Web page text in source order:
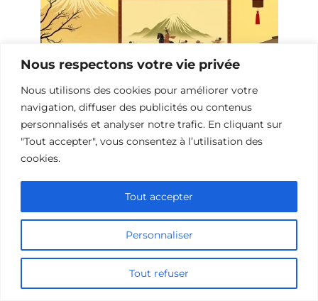
Nous respectons votre vie privée
Nous utilisons des cookies pour améliorer votre
navigation, diffuser des publicités ou contenus
personnalisés et analyser notre trafic. En cliquant sur
"Tout accepter", vous consentez à l’utilisation des
cookies.
Personnaliser
Tout refuser
Tout accepter
Les Meilleurs Films Historiques sur la
Dynastie de Silla